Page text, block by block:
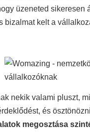
üzeneted sikeresen
kelt a
nekik valami pluszt,
és
megosztása